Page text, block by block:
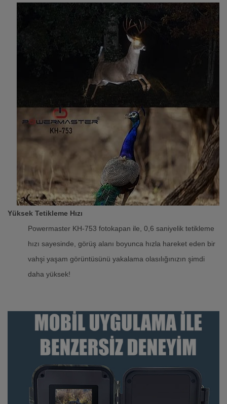
Yüksek Tetikleme Hızı
Powermaster KH-753 fotokapan ile, 0,6 saniyelik tetikleme
hızı sayesinde, görüş alanı boyunca hızla hareket eden bir
vahşi yaşam görüntüsünü yakalama olasılığınızın şimdi
daha yüksek!